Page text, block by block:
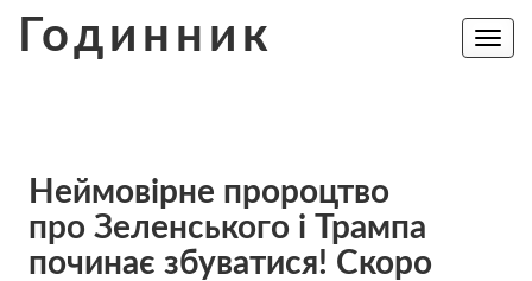
Годинник
Toggle
Неймовірне пророцтво
про Зеленського і Трампа
починає збуватися! Скоро